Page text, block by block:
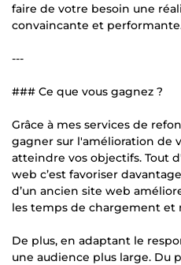
faire de votre besoin une
convaincante et
---
### Ce que vous gagnez ?
Grâce à mes services de
gagner sur l'amélioration de
atteindre vos objectifs. Tout
web c’est favoriser
d’un ancien site web
les temps de chargement et
De plus, en adaptant le
une audience plus large. Du